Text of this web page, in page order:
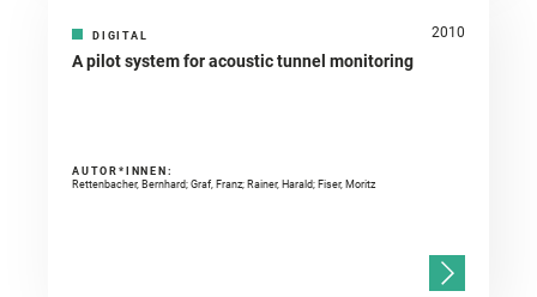
DIGITAL 2010
A pilot system for acoustic tunnel monitoring
AUTOR*INNEN:
Rettenbacher, Bernhard; Graf, Franz; Rainer, Harald; Fiser, Moritz